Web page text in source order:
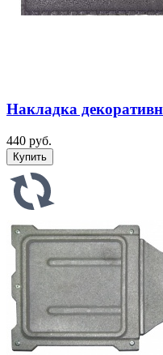
Накладка
440 руб.